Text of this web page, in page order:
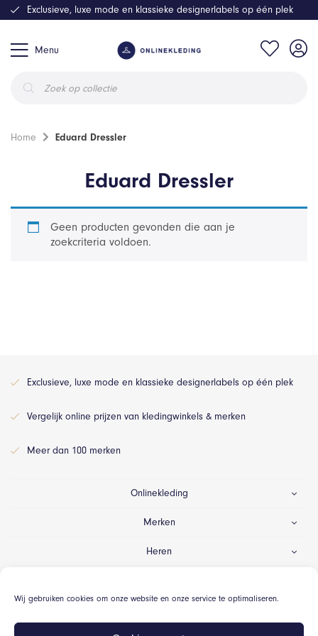
Wij gebruiken cookies om onze website en onze service te optimaliseren.
Menu
zoeken
Exclusieve, luxe mode en klassieke designerlabels op één plek
Home Eduard Dressler
Eduard Dressler
Geen producten gevonden die aan je
zoekcriteria voldoen.
Exclusieve, luxe mode en klassieke designerlabels op één plek
Vergelijk online prijzen van kledingwinkels & merken
Meer dan 100 merken
Onlinekleding
Merken
Heren